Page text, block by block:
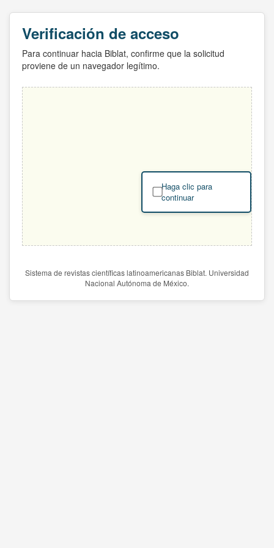
Verificación de acceso
Para continuar hacia Biblat, confirme que la solicitud
proviene de un navegador legítimo.
Haga clic para
continuar
Sistema de revistas científicas latinoamericanas Biblat. Universidad
Nacional Autónoma de México.